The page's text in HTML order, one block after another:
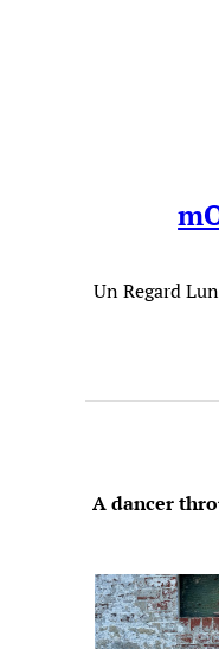
Un Regard
A dancer